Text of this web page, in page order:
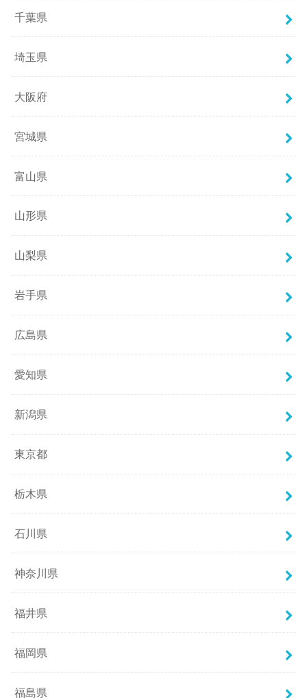
千葉県
埼玉県
大阪府
宮城県
富山県
山形県
山梨県
岩手県
広島県
愛知県
新潟県
東京都
栃木県
石川県
神奈川県
福井県
福岡県
福島県